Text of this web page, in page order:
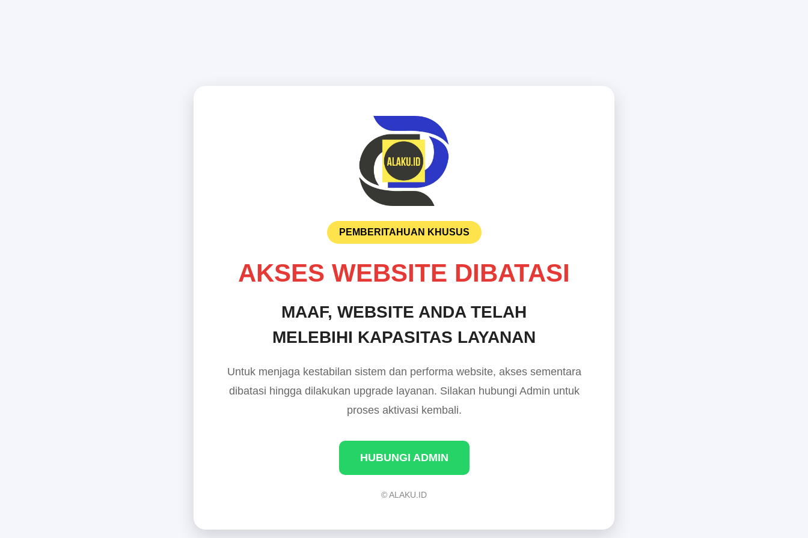
PEMBERITAHUAN KHUSUS
AKSES WEBSITE DIBATASI
MAAF, WEBSITE ANDA TELAH
MELEBIHI KAPASITAS LAYANAN
Untuk menjaga kestabilan sistem dan performa website, akses sementara
dibatasi hingga dilakukan upgrade layanan. Silakan hubungi Admin untuk
proses aktivasi kembali.
HUBUNGI ADMIN
© ALAKU.ID